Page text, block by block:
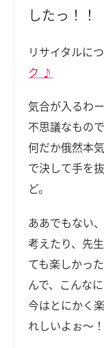
したっ！！
リサイタルに
ク ♪
気合が入るわー
不思議なもの
何だか俄然本
で決して手を
ど。
ああでもない
考えたり、先
ても楽しかっ
んで、こんな
今はとにかく
れしいよぉ～！